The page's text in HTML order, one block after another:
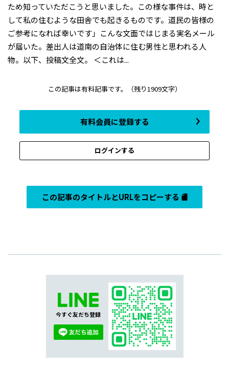
ため知っていただこうと思いました。この様な事件は、時と
して私の住むような田舎でも起きるものです。道民の皆様の
ご参考になれば幸いです」――こんな文面ではじまる実名メール
が届いた。差出人は道南の自治体に住む男性と思われる人
物。以下、投稿文全文。 ＜これは...
この記事は有料記事です。 （残り1909文字）
有料会員に登録する
ログインする
この記事のタイトルとURLをコピーする
今すぐ友だち登録